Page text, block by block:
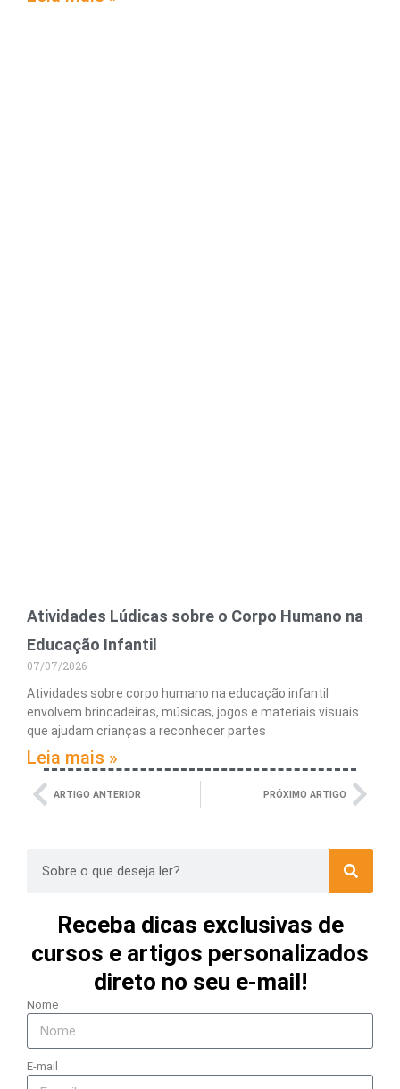
Atividades Lúdicas sobre o Corpo Humano na
Educação Infantil
07/07/2026
Atividades sobre corpo humano na educação infantil
envolvem brincadeiras, músicas, jogos e materiais visuais
que ajudam crianças a reconhecer partes
Leia mais »
ARTIGO ANTERIOR PRÓXIMO ARTIGO
Receba dicas exclusivas de
cursos e artigos personalizados
direto no seu e-mail!
Nome
E-mail